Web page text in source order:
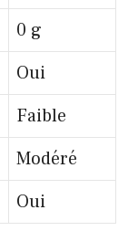
0 g
Oui
Faible
Modéré
Oui